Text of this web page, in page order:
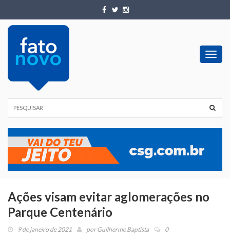
Ações visam evitar aglomerações no
Parque Centenário
9 de janeiro de 2021 porGuilherme Baptista 0